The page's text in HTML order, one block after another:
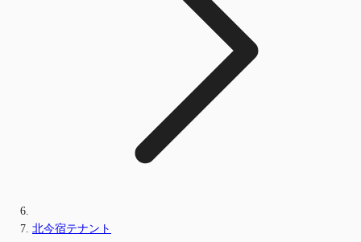
北今宿テナント